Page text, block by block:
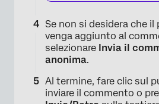
Se non si desidera che il
venga aggiunto al
selezionare Invia il
anonima.
Al termine, fare clic sul
inviare il commento o